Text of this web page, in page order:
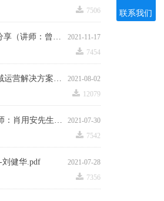
끂 7506
2021-11-17
第二讲：地产及物业行业RPA项目落地案例分享（讲师：曾志刚先生）.pdf
끂 7454
2021-08-02
第二讲：酷客多智慧社区O2O生活服平台私域运营解决方案（讲师：郝宪玮先生）.pdf
끂 12079
2021-07-30
第一讲：物业收费场景数字化解决方案（讲师：肖用安先生）.pdf
끂 7542
2021-07-28
健华.pdf
끂 7356
联系我们
微信二维码